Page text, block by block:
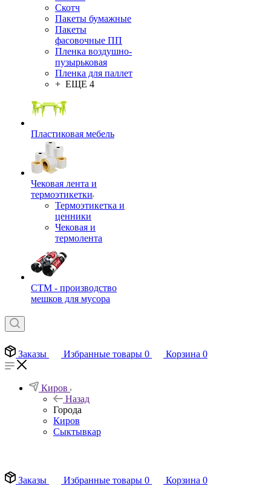
Скотч
Пакеты бумажные
Пакеты
фасовочные ПП
Пленка воздушно-
пузырьковая
Пленка для паллет
+ ЕЩЕ 4
Пластиковая мебель
Чековая лента и
термоэтикетки
Термоэтикетка и
ценники
Чековая и
термолента
СТМ - производство
мешков для мусора
Заказы Избранные товары 0 Корзина 0
Киров
Назад
Города
Киров
Сыктывкар
Заказы
Избранные товары 0 Корзина 0